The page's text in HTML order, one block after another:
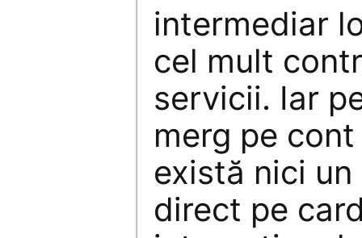
intermediar
cel mult
servicii. Iar
merg pe
există nici
direct pe